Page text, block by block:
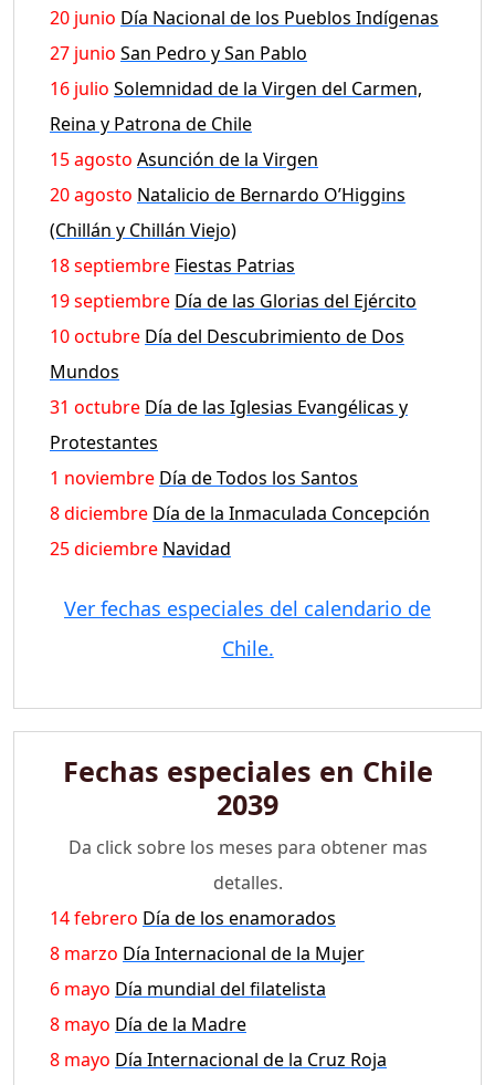
20 junio Día Nacional de los Pueblos Indígenas
27 junio San Pedro y San Pablo
16 julio Solemnidad de la Virgen del Carmen,
Reina y Patrona de Chile
15 agosto Asunción de la Virgen
20 agosto Natalicio de Bernardo O’Higgins
(Chillán y Chillán Viejo)
18 septiembre Fiestas Patrias
19 septiembre Día de las Glorias del Ejército
10 octubre Día del Descubrimiento de Dos
Mundos
31 octubre Día de las Iglesias Evangélicas y
Protestantes
1 noviembre Día de Todos los Santos
8 diciembre Día de la Inmaculada Concepción
25 diciembre Navidad
Ver fechas especiales del calendario de
Chile.
Fechas especiales en Chile
2039
Da click sobre los meses para obtener mas
detalles.
14 febrero Día de los enamorados
8 marzo Día Internacional de la Mujer
6 mayo Día mundial del filatelista
8 mayo Día de la Madre
8 mayo Día Internacional de la Cruz Roja